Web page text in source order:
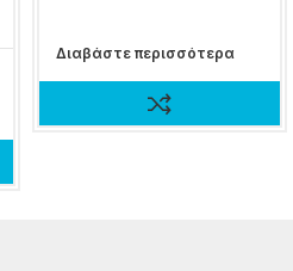
Διαβάστε περισσότερα